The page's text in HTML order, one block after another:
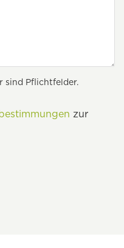
sind Pflichtfelder.
zur